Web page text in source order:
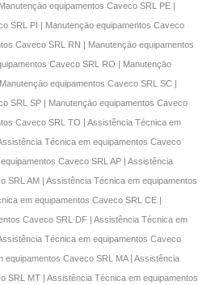
equipamentos Caveco SRL PE |
SRL PI | Manutençāo equipamentos Caveco
Caveco SRL RN | Manutençāo equipamentos
Caveco SRL RO | Manutençāo
equipamentos Caveco SRL SC |
SRL SP | Manutençāo equipamentos Caveco
Caveco SRL TO | Assistência Técnica em
Técnica em equipamentos Caveco
Caveco SRL AP | Assistência
SRL AM | Assistência Técnica em equipamentos
em equipamentos Caveco SRL CE |
Caveco SRL DF | Assistência Técnica em
Técnica em equipamentos Caveco
equipamentos Caveco SRL MA | Assistência
SRL MT | Assistência Técnica em equipamentos